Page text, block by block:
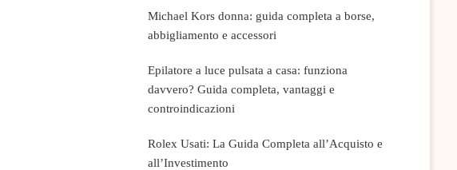
Michael Kors donna: guida completa a borse,
abbigliamento e accessori
Epilatore a luce pulsata a casa: funziona
davvero? Guida completa, vantaggi e
controindicazioni
Rolex Usati: La Guida Completa all’Acquisto e
all’Investimento